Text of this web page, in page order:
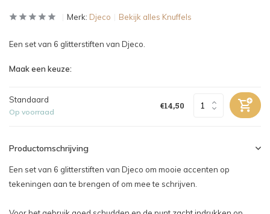
Merk: Djeco Bekijk alles Knuffels
Een set van 6 glitterstiften van Djeco.
Maak een keuze:
Standaard
Op voorraad
€14,50
Productomschrijving
Een set van 6 glitterstiften van Djeco om mooie accenten op
tekeningen aan te brengen of om mee te schrijven.